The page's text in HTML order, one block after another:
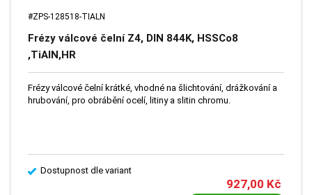
#ZPS-128518-TIALN
Frézy válcové čelní Z4, DIN 844K, HSSCo8
,TiAlN,HR
Frézy válcové čelní krátké, vhodné na šlichtování, drážkování a
hrubování, pro obrábění ocelí, litiny a slitin chromu.
Dostupnost dle variant
927,00 Kč